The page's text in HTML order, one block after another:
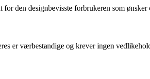
den designbevisste forbrukeren som
er værbestandige og krever ingen